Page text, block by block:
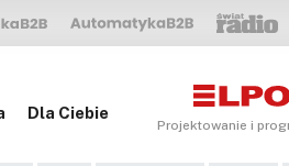
Dla Ciebie
Projektowanie i